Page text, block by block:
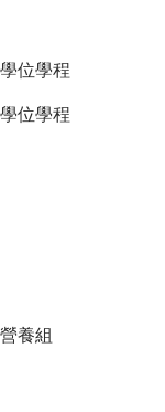
位學程
位學程
養組